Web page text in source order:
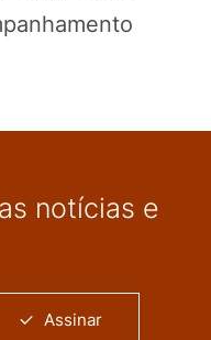
notícias e
Assinar